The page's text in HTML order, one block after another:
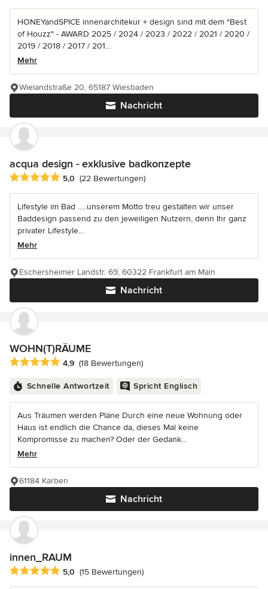
HONEYandSPICE innenarchitekur + design sind mit dem "Best
of Houzz" - AWARD 2025 / 2024 / 2023 / 2022 / 2021 / 2020 /
2019 / 2018 / 2017 / 201...
Mehr
Nachricht
Wielandstraße 20, 65187 Wiesbaden
acqua design - exklusive badkonzepte
Durchschnittliche Bewertung: 5 von 5 Sternen
5,0 (22 Bewertungen)
Lifestyle im Bad .....unserem Motto treu gestalten wir unser
Baddesign passend zu den jeweiligen Nutzern, denn Ihr ganz
privater Lifestyle...
Mehr
Nachricht
Eschersheimer Landstr. 69, 60322 Frankfurt am Main
WOHN(T)RÄUME
Durchschnittliche Bewertung: 4.9 von 5 Sternen
4,9 (18 Bewertungen)
Schnelle Antwortzeit Spricht Englisch
Aus Träumen werden Pläne Durch eine neue Wohnung oder
Haus ist endlich die Chance da, dieses Mal keine
Kompromisse zu machen? Oder der Gedank...
Mehr
Nachricht
61184 Karben
innen_RAUM
Durchschnittliche Bewertung: 5 von 5 Sternen
5,0 (15 Bewertungen)